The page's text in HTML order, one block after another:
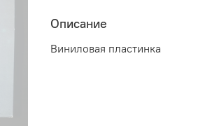
Описание
Виниловая пластинка